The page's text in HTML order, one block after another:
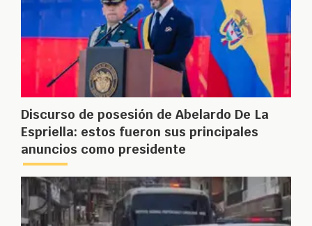
Discurso de posesión de Abelardo De La
Espriella: estos fueron sus principales
anuncios como presidente